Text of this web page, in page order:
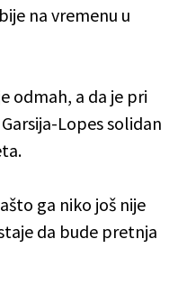
na vremenu u
odmah, a da je pri
Lopes solidan
ga niko još nije
da bude pretnja